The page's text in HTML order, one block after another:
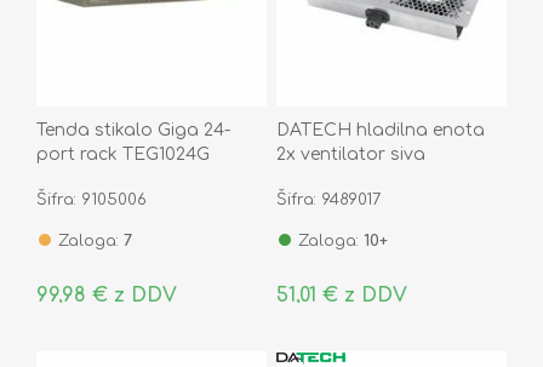
Tenda stikalo Giga 24-
port rack TEG1024G
Šifra: 9105006
Zaloga: 7
99,98 € z DDV
DATECH hladilna enota
2x ventilator siva
Šifra: 9489017
Zaloga: 10+
51,01 € z DDV